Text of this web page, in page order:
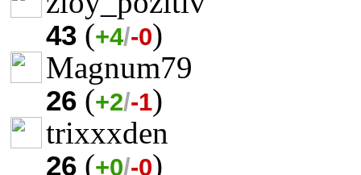
43 (+4/-0)
Magnum79
26 (+2/-1)
trixxxden
26 (+0/-0)